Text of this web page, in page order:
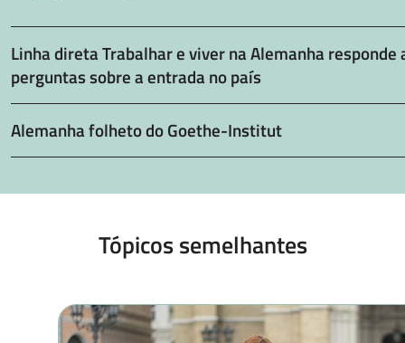
Linha direta Trabalhar e viver na Alemanha responde
perguntas sobre a entrada no país
Alemanha folheto do Goethe-Institut
Tópicos semelhantes